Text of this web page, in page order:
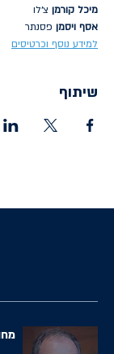
מיכל קורמן צ׳לו
אסף ויסמן פסנתר
למידע נוסף וכרטיסים
שיתוף